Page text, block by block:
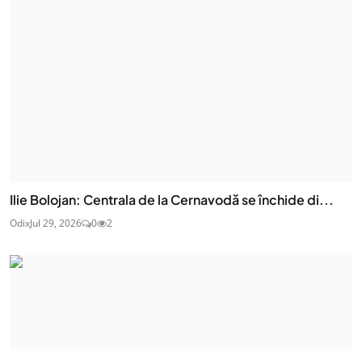
Ilie Bolojan: Centrala de la Cernavodă se închide di...
OdixJul 29, 2026 0 2